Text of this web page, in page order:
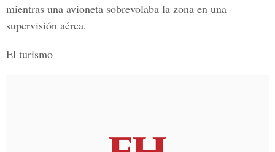
mientras una avioneta sobrevolaba la zona en una
supervisión aérea.
El turismo